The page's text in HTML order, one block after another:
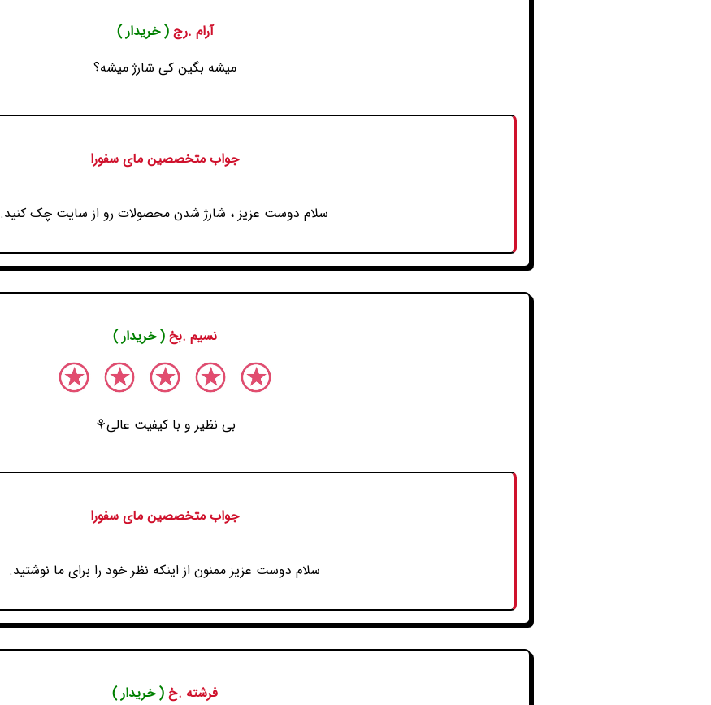
آرام .رج( خریدار )
میشه بگین کی شارژ میشه؟
جواب متخصصین مای سفورا
سلام دوست عزیز ، شارژ شدن محصولات رو از سایت چک کنید.
نسیم .بخ ( خریدار )
بی نظیر و با کیفیت عالی⚘
جواب متخصصین مای سفورا
سلام دوست عزیز ممنون از اینکه نظر خود را برای ما نوشتید.
فرشته .خ ( خریدار )